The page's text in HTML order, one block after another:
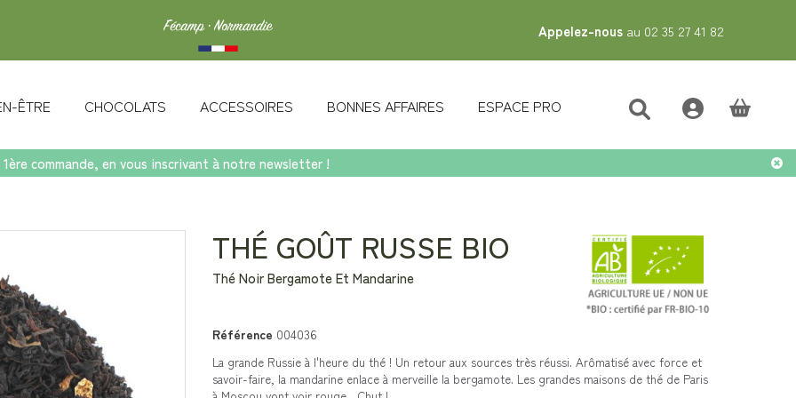
Appelez-nous au 02 35 27 41 82
ÊTRE CHOCOLATS ACCESSOIRES BONNES AFFAIRES ESPACE PRO
commande, en vous inscrivant à notre newsletter !
THÉ GOÛT RUSSE BIO
Thé Noir Bergamote Et Mandarine
Référence 004036
La grande Russie à l'heure du thé ! Un retour aux sources très réussi. Arômatisé avec force et
savoir-faire, la mandarine enlace à merveille la bergamote. Les grandes maisons de thé de Paris